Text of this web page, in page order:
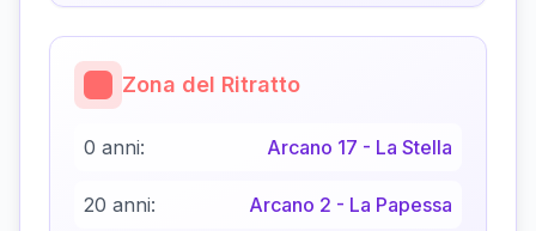
Zona del Ritratto
0 anni: Arcano 17 - La Stella
20 anni: Arcano 2 - La Papessa